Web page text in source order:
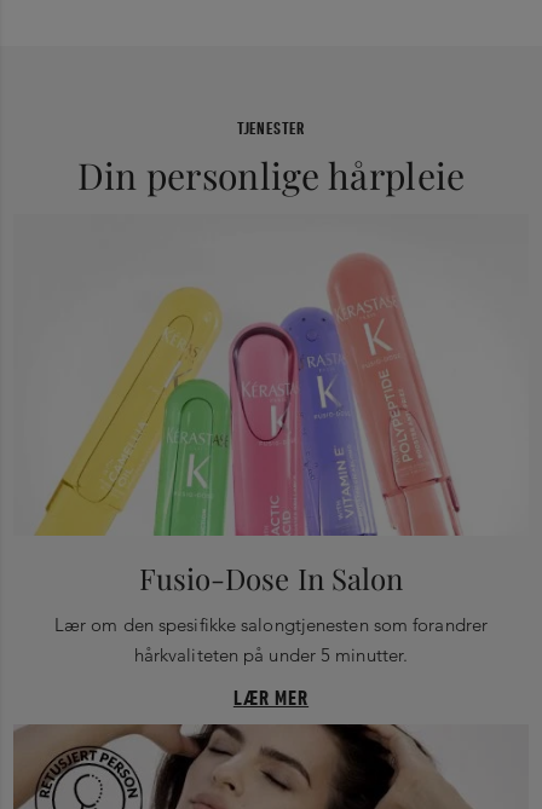
TJENESTER
Din personlige hårpleie
Fusio-Dose In Salon
Lær om den spesifikke salongtjenesten som forandrer
hårkvaliteten på under 5 minutter.
LÆR MER